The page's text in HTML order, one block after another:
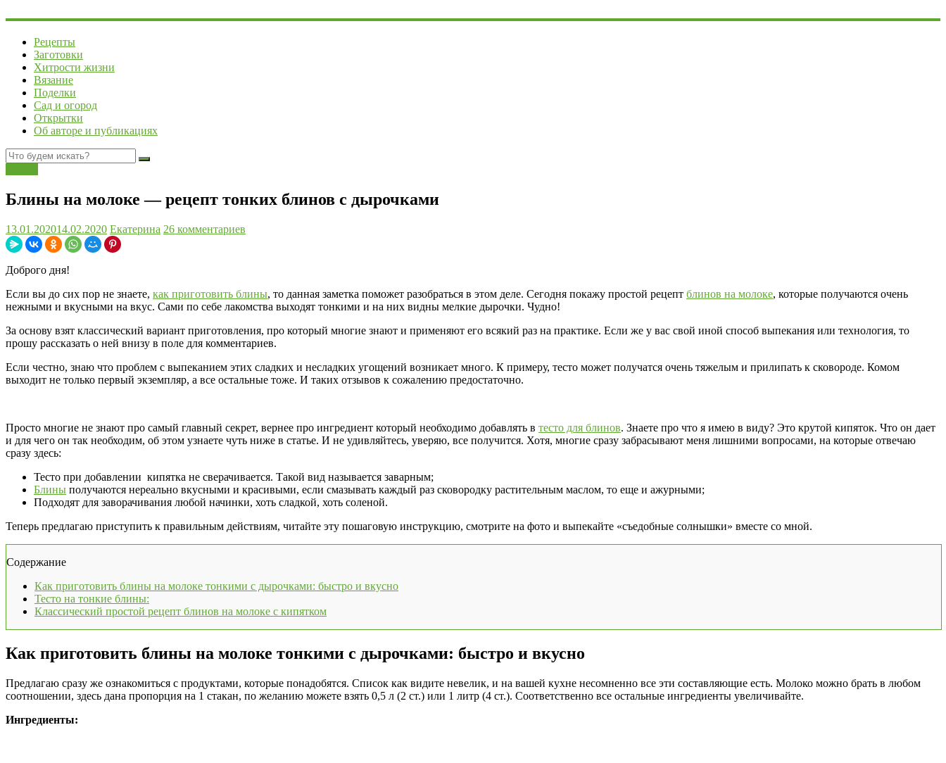
Рецепты
Заготовки
Хитрости жизни
Вязание
Поделки
Сад и огород
Открытки
Об авторе и публикациях
Блины на молоке — рецепт тонких блинов с дырочками
13.01.202014.02.2020 Екатерина 26 комментариев
Доброго дня!
Если вы до сих пор не знаете, как приготовить блины, то данная заметка поможет разобраться в этом деле. Сегодня покажу простой рецепт блинов на молоке, которые получаются очень
нежными и вкусными на вкус. Сами по себе лакомства выходят тонкими и на них видны мелкие дырочки. Чудно!
За основу взят классический вариант приготовления, про который многие знают и применяют его всякий раз на практике. Если же у вас свой иной способ выпекания или технология, то
прошу рассказать о ней внизу в поле для комментариев.
Если честно, знаю что проблем с выпеканием этих сладких и несладких угощений возникает много. К примеру, тесто может получатся очень тяжелым и прилипать к сковороде. Комом
выходит не только первый экземпляр, а все остальные тоже. И таких отзывов к сожалению предостаточно.
Просто многие не знают про самый главный секрет, вернее про ингредиент который необходимо добавлять в тесто для блинов. Знаете про что я имею в виду? Это крутой кипяток. Что он дает
и для чего он так необходим, об этом узнаете чуть ниже в статье. И не удивляйтесь, уверяю, все получится. Хотя, многие сразу забрасывают меня лишними вопросами, на которые отвечаю
сразу здесь:
Тесто при добавлении кипятка не сверачивается. Такой вид называется заварным;
Блины получаются нереально вкусными и красивыми, если смазывать каждый раз сковородку растительным маслом, то еще и ажурными;
Подходят для заворачивания любой начинки, хоть сладкой, хоть соленой.
Теперь предлагаю приступить к правильным действиям, читайте эту пошаговую инструкцию, смотрите на фото и выпекайте «съедобные солнышки» вместе со мной.
Содержание
Как приготовить блины на молоке тонкими с дырочками: быстро и вкусно
Тесто на тонкие блины:
Классический простой рецепт блинов на молоке с кипятком
Как приготовить блины на молоке тонкими с дырочками: быстро и вкусно
Предлагаю сразу же ознакомиться с продуктами, которые понадобятся. Список как видите невелик, и на вашей кухне несомненно все эти составляющие есть. Молоко можно брать в любом
соотношении, здесь дана пропорция на 1 стакан, по желанию можете взять 0,5 л (2 ст.) или 1 литр (4 ст.). Соответственно все остальные ингредиенты увеличивайте.
Ингредиенты: